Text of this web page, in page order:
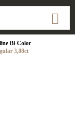
Bi-Color
3,88ct